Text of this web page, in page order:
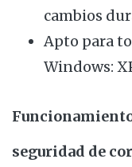
cambios
Apto para
Windows:
seguridad de